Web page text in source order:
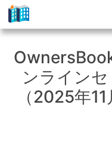
ク
ラ
ウンライン
（2025年